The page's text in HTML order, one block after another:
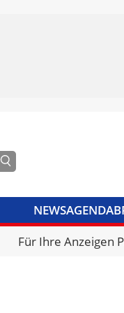
NEWSAGENDA
VIDEOSBIBLIOTHEK
Für Ihre Anzeigen